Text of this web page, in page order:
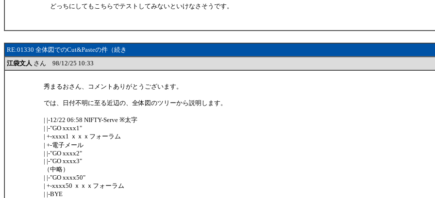
どっちにしてもこちらでテストしてみないといけなさそうです。
RE:01330 全体図でのCut&Pasteの件（続き
江袋文人 さん 98/12/25 10:33
秀まるおさん、コメントありがとうございます。
では、日付不明に至る近辺の、全体図のツリーから説明します。
| |-12/22 06:58 NIFTY-Serve ※太字
| |-"GO xxxx1"
| +-xxxx1 ｘｘｘフォーラム
| +-電子メール
| |-"GO xxxx2"
| |-"GO xxxx3"
（中略）
| |-"GO xxxx50"
| +-xxxx50 ｘｘｘフォーラム
| |-BYE